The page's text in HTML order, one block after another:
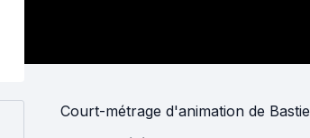
Court-métrage d'animation de